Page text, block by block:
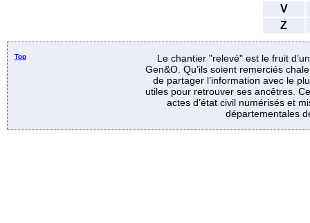
V
Z
Top
Le chantier "relevé" est le fruit
Gen&O. Qu’ils soient remerciés
de partager l’information avec le
utiles pour retrouver ses ancêtres.
actes d’état civil numérisés et
départementales